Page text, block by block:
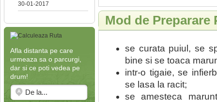
30-01-2017
Afla distanta pe care
urmeaza sa o parcurgi,
dar si ce poti vedea pe
drum!
Mod de
se curata puiul, se
bine si se toaca
intr-o tigaie, se
se lasa la racit;
se amesteca